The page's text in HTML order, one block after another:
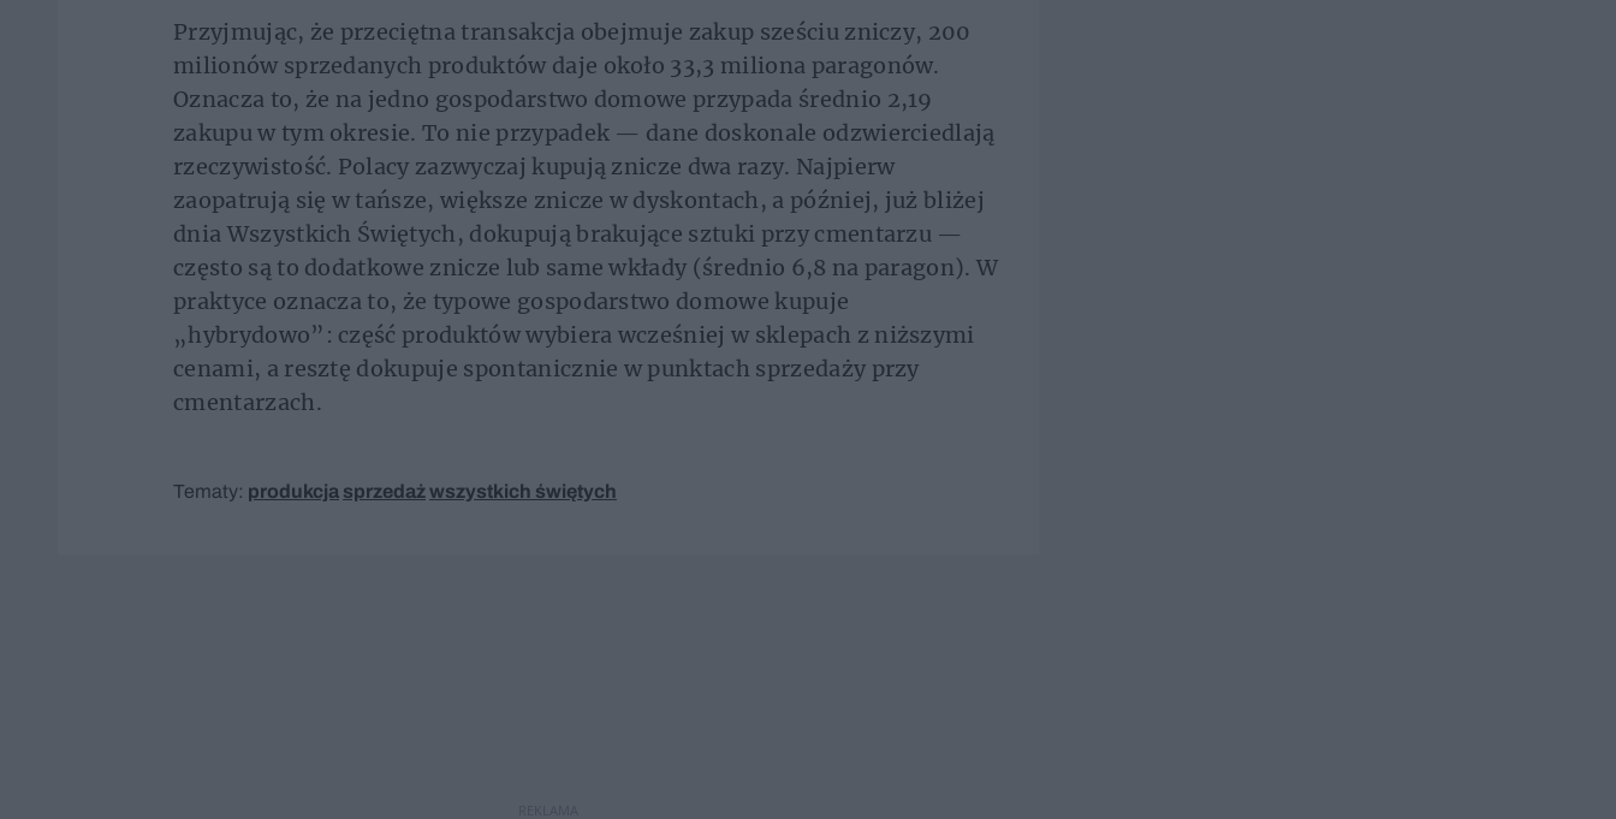
Przyjmując, że przeciętna transakcja obejmuje zakup sześciu zniczy, 200
milionów sprzedanych produktów daje około 33,3 miliona paragonów.
Oznacza to, że na jedno gospodarstwo domowe przypada średnio 2,19
zakupu w tym okresie. To nie przypadek — dane doskonale odzwierciedlają
rzeczywistość. Polacy zazwyczaj kupują znicze dwa razy. Najpierw
zaopatrują się w tańsze, większe znicze w dyskontach, a później, już bliżej
dnia Wszystkich Świętych, dokupują brakujące sztuki przy cmentarzu —
często są to dodatkowe znicze lub same wkłady (średnio 6,8 na paragon). W
praktyce oznacza to, że typowe gospodarstwo domowe kupuje
„hybrydowo”: część produktów wybiera wcześniej w sklepach z niższymi
cenami, a resztę dokupuje spontanicznie w punktach sprzedaży przy
cmentarzach.
Tematy: produkcja sprzedażwszystkich świętych